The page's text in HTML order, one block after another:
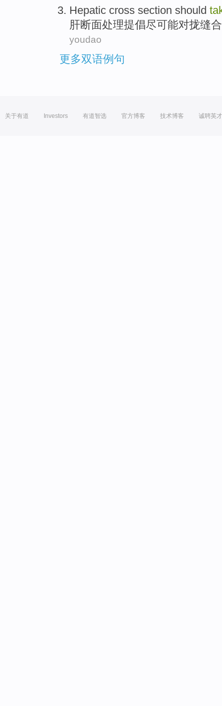
Hepatic cross section should
肝断面处理提倡尽可能对拢缝合
youdao
更多双语例句
关于有道 Investors 有道智选 官方博客 技术博客 诚聘英才